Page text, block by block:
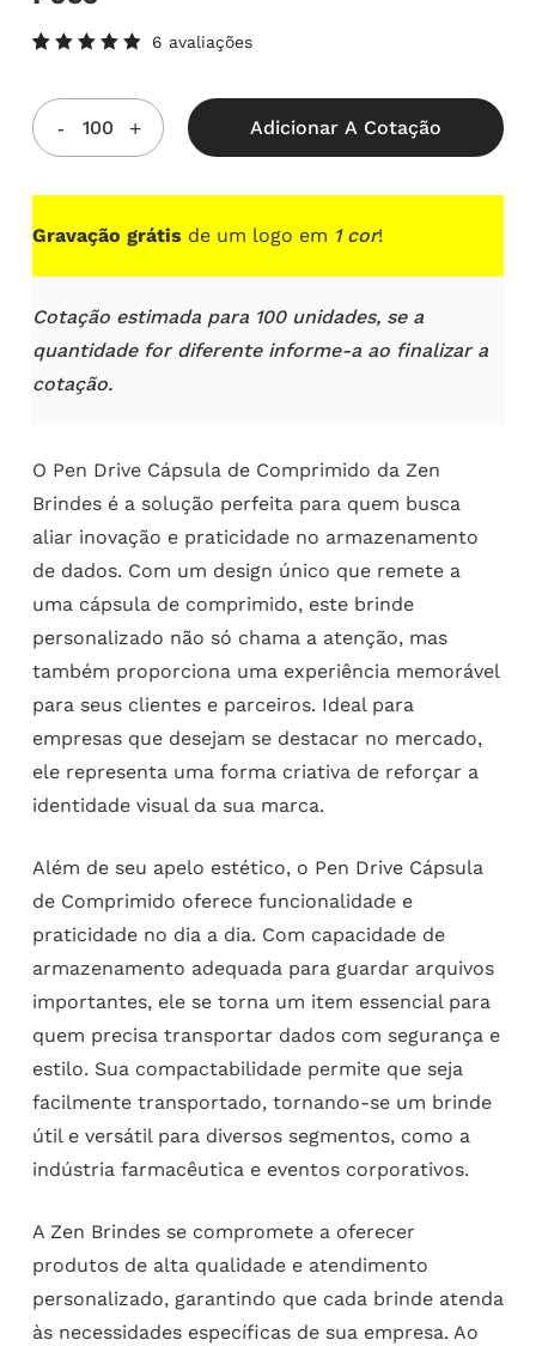
5.00de
5, com
baseado
em
6 avaliações
Adicionar A Cotação
Gravação grátis de um logo em 1 cor!
Cotação estimada para 100 unidades, se a
quantidade for diferente informe-a ao finalizar a
cotação.
O Pen Drive Cápsula de Comprimido da Zen
Brindes é a solução perfeita para quem busca
aliar inovação e praticidade no armazenamento
de dados. Com um design único que remete a
uma cápsula de comprimido, este brinde
personalizado não só chama a atenção, mas
também proporciona uma experiência memorável
para seus clientes e parceiros. Ideal para
empresas que desejam se destacar no mercado,
ele representa uma forma criativa de reforçar a
identidade visual da sua marca.
Além de seu apelo estético, o Pen Drive Cápsula
de Comprimido oferece funcionalidade e
praticidade no dia a dia. Com capacidade de
armazenamento adequada para guardar arquivos
importantes, ele se torna um item essencial para
quem precisa transportar dados com segurança e
estilo. Sua compactabilidade permite que seja
facilmente transportado, tornando-se um brinde
útil e versátil para diversos segmentos, como a
indústria farmacêutica e eventos corporativos.
A Zen Brindes se compromete a oferecer
produtos de alta qualidade e atendimento
personalizado, garantindo que cada brinde atenda
às necessidades específicas de sua empresa. Ao